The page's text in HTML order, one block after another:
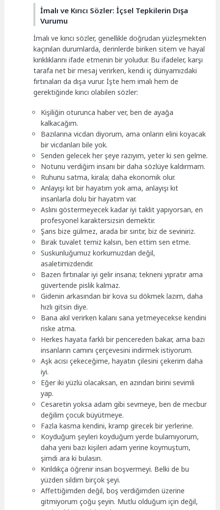
İmalı ve Kırıcı Sözler: İçsel Tepkilerin Dışa
Vurumu
İmalı ve kırıcı sözler, genellikle doğrudan yüzleşmekten
kaçınılan durumlarda, derinlerde biriken sitem ve hayal
kırıklıklarını ifade etmenin bir yoludur. Bu ifadeler, karşı
tarafa net bir mesaj verirken, kendi iç dünyamızdaki
fırtınaları da dışa vurur. İşte hem imalı hem de
gerektiğinde kırıcı olabilen sözler:
Kişiliğin oturunca haber ver, ben de ayağa
kalkacağım.
Bazılarına vicdan diyorum, ama onların elini koyacak
bir vicdanları bile yok.
Senden gelecek her şeye razıyım, yeter ki sen gelme.
Notunu verdiğim insanı bir daha sözlüye kaldırmam.
Ruhunu satma, kirala; daha ekonomik olur.
Anlayışı kıt bir hayatım yok ama, anlayışı kıt
insanlarla dolu bir hayatım var.
Aslını göstermeyecek kadar iyi taklit yapıyorsan, en
profesyonel karaktersizsin demektir.
Şans bize gülmez, arada bir sırıtır, biz de seviniriz.
Bırak tuvalet temiz kalsın, ben ettim sen etme.
Suskunluğumuz korkumuzdan değil,
asaletimizdendir.
Bazen fırtınalar iyi gelir insana; tekneni yıpratır ama
güvertende pislik kalmaz.
Gidenin arkasından bir kova su dökmek lazım, daha
hızlı gitsin diye.
Bana akıl verirken kalanı sana yetmeyecekse kendini
riske atma.
Herkes hayata farklı bir pencereden bakar, ama bazı
insanların camını çerçevesini indirmek istiyorum.
Aşk acısı çekeceğime, hayatın çilesini çekerim daha
iyi.
Eğer iki yüzlü olacaksan, en azından birini sevimli
yap.
Cesaretin yoksa adam gibi sevmeye, ben de mecbur
değilim çocuk büyütmeye.
Fazla kasma kendini, kramp girecek bir yerlerine.
Koyduğum şeyleri koyduğum yerde bulamıyorum,
daha yeni bazı kişileri adam yerine koymuştum,
şimdi ara ki bulasın.
Kırıldıkça öğrenir insan boşvermeyi. Belki de bu
yüzden sildim birçok şeyi.
Affettiğimden değil, boş verdiğimden üzerine
gitmiyorum çoğu şeyin. Mutlu olduğum için değil,